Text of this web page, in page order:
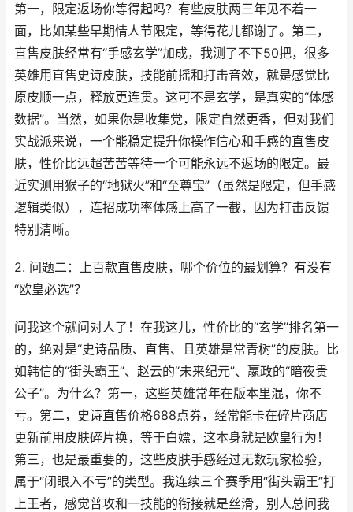
第一，限定返场你等得起吗？有些皮肤两三年见不着一
面，比如某些早期情人节限定，等得花儿都谢了。第二，
直售皮肤经常有“手感玄学”加成，我测了不下50把，很多
英雄用直售史诗皮肤，技能前摇和打击音效，就是感觉比
原皮顺一点，释放更连贯。这可不是玄学，是真实的“体感
数据”。当然，如果你是收集党，限定自然更香，但对我们
实战派来说，一个能稳定提升你操作信心和手感的直售皮
肤，性价比远超苦苦等待一个可能永远不返场的限定。最
近实测用猴子的“地狱火”和“至尊宝”（虽然是限定，但手感
逻辑类似），连招成功率体感上高了一截，因为打击反馈
特别清晰。
2. 问题二：上百款直售皮肤，哪个价位的最划算？有没有
“欧皇必选”？
问我这个就问对人了！在我这儿，性价比的“玄学”排名第一
的，绝对是“史诗品质、直售、且英雄是常青树”的皮肤。比
如韩信的“街头霸王”、赵云的“未来纪元”、嬴政的“暗夜贵
公子”。为什么？第一，这些英雄常年在版本里混，你不
亏。第二，史诗直售价格688点券，经常能卡在碎片商店
更新前用皮肤碎片换，等于白嫖，这本身就是欧皇行为！
第三，也是最重要的，这些皮肤手感经过无数玩家检验，
属于“闭眼入不亏”的类型。我连续三个赛季用“街头霸王”打
上王者，感觉普攻和一技能的衔接就是丝滑，别人总问我